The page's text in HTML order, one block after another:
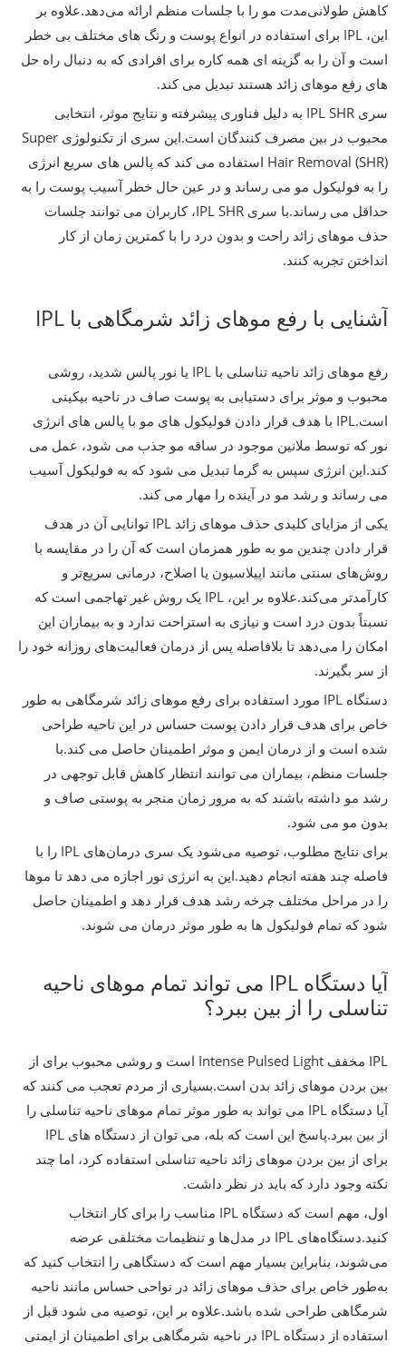
کاهش طولانی‌مدت مو را با جلسات منظم ارائه می‌دهد.علاوه بر
این، IPL برای استفاده در انواع پوست و رنگ های مختلف بی خطر
است و آن را به گزینه ای همه کاره برای افرادی که به دنبال راه حل
های رفع موهای زائد هستند تبدیل می کند.
سری IPL SHR به دلیل فناوری پیشرفته و نتایج موثر، انتخابی
محبوب در بین مصرف کنندگان است.این سری از تکنولوژی Super
Hair Removal (SHR) استفاده می کند که پالس های سریع انرژی
را به فولیکول مو می رساند و در عین حال خطر آسیب پوست را به
حداقل می رساند.با سری IPL SHR، کاربران می توانند جلسات
حذف موهای زائد راحت و بدون درد را با کمترین زمان از کار
انداختن تجربه کنند.
آشنایی با رفع موهای زائد شرمگاهی با IPL
رفع موهای زائد ناحیه تناسلی با IPL یا نور پالس شدید، روشی
محبوب و موثر برای دستیابی به پوست صاف در ناحیه بیکینی
است.IPL با هدف قرار دادن فولیکول های مو با پالس های انرژی
نور که توسط ملانین موجود در ساقه مو جذب می شود، عمل می
کند.این انرژی سپس به گرما تبدیل می شود که به فولیکول آسیب
می رساند و رشد مو در آینده را مهار می کند.
یکی از مزایای کلیدی حذف موهای زائد IPL توانایی آن در هدف
قرار دادن چندین مو به طور همزمان است که آن را در مقایسه با
روش‌های سنتی مانند اپیلاسیون یا اصلاح، درمانی سریع‌تر و
کارآمدتر می‌کند.علاوه بر این، IPL یک روش غیر تهاجمی است که
نسبتاً بدون درد است و نیازی به استراحت ندارد و به بیماران این
امکان را می‌دهد تا بلافاصله پس از درمان فعالیت‌های روزانه خود را
از سر بگیرند.
دستگاه IPL مورد استفاده برای رفع موهای زائد شرمگاهی به طور
خاص برای هدف قرار دادن پوست حساس در این ناحیه طراحی
شده است و از درمان ایمن و موثر اطمینان حاصل می کند.با
جلسات منظم، بیماران می توانند انتظار کاهش قابل توجهی در
رشد مو داشته باشند که به مرور زمان منجر به پوستی صاف و
بدون مو می شود.
برای نتایج مطلوب، توصیه می‌شود یک سری درمان‌های IPL را با
فاصله چند هفته انجام دهید.این به انرژی نور اجازه می دهد تا موها
را در مراحل مختلف چرخه رشد هدف قرار دهد و اطمینان حاصل
شود که تمام فولیکول ها به طور موثر درمان می شوند.
آیا دستگاه IPL می تواند تمام موهای ناحیه
تناسلی را از بین ببرد؟
IPL مخفف Intense Pulsed Light است و روشی محبوب برای از
بین بردن موهای زائد بدن است.بسیاری از مردم تعجب می کنند که
آیا دستگاه IPL می تواند به طور موثر تمام موهای ناحیه تناسلی را
از بین ببرد.پاسخ این است که بله، می توان از دستگاه های IPL
برای از بین بردن موهای زائد ناحیه تناسلی استفاده کرد، اما چند
نکته وجود دارد که باید در نظر داشت.
اول، مهم است که دستگاه IPL مناسب را برای کار انتخاب
کنید.دستگاه‌های IPL در مدل‌ها و تنظیمات مختلفی عرضه
می‌شوند، بنابراین بسیار مهم است که دستگاهی را انتخاب کنید که
به‌طور خاص برای حذف موهای زائد در نواحی حساس مانند ناحیه
شرمگاهی طراحی شده باشد.علاوه بر این، توصیه می شود قبل از
استفاده از دستگاه IPL در ناحیه شرمگاهی برای اطمینان از ایمنی